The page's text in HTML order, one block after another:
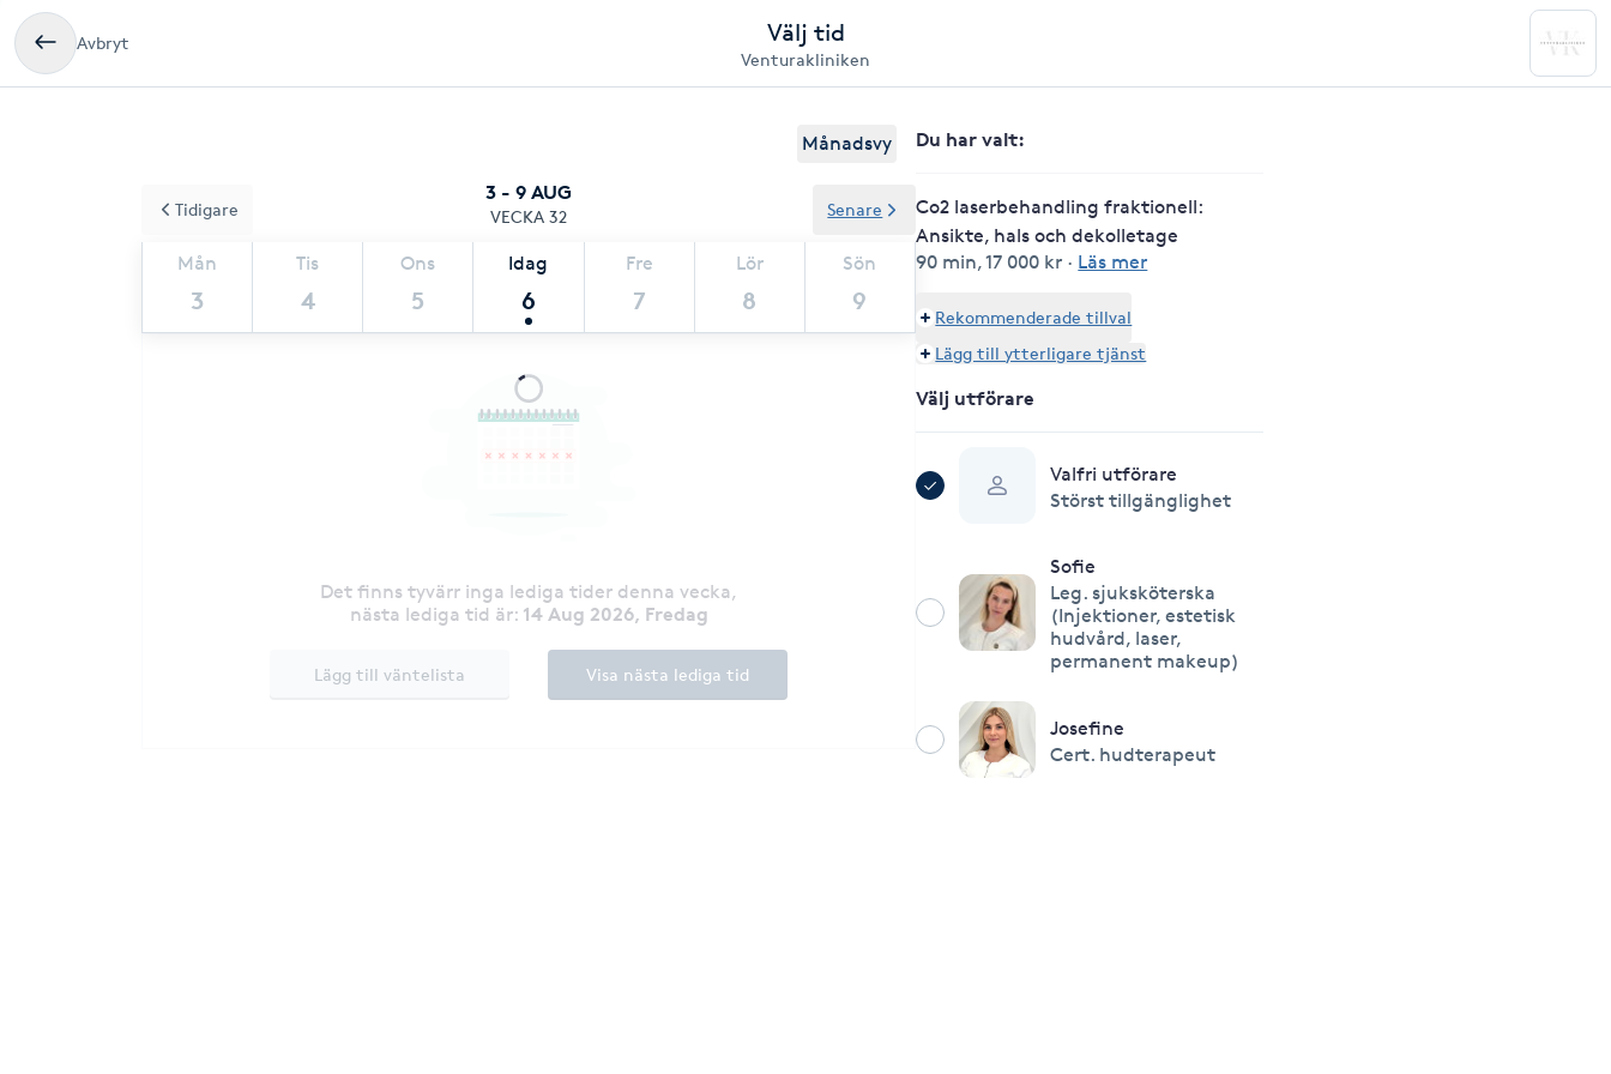
Avbryt Välj tid
Venturakliniken
Månadsvy
3 - 9 AUG
VECKA 32
Mån
3
Tis
4
Ons
5
Idag
6
Fre
7
Lör
8
Sön
9
Tidigare Senare
Det finns tyvärr inga lediga tider denna vecka,
nästa lediga tid är: 14 Aug 2026, Fredag
Lägg till väntelista Visa nästa lediga tid
Du har valt:
Co2 laserbehandling fraktionell:
Ansikte, hals och dekolletage
90 min,17 000 kr · Läs mer
Rekommenderade tillval
Lägg till ytterligare tjänst
Välj utförare
Valfri utförare
Störst tillgänglighet
Sofie
Leg. sjuksköterska
(Injektioner, estetisk
hudvård, laser,
permanent makeup)
Josefine
Cert. hudterapeut